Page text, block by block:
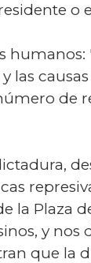
o
humanos:
las
de
Plaza
y nos
que la